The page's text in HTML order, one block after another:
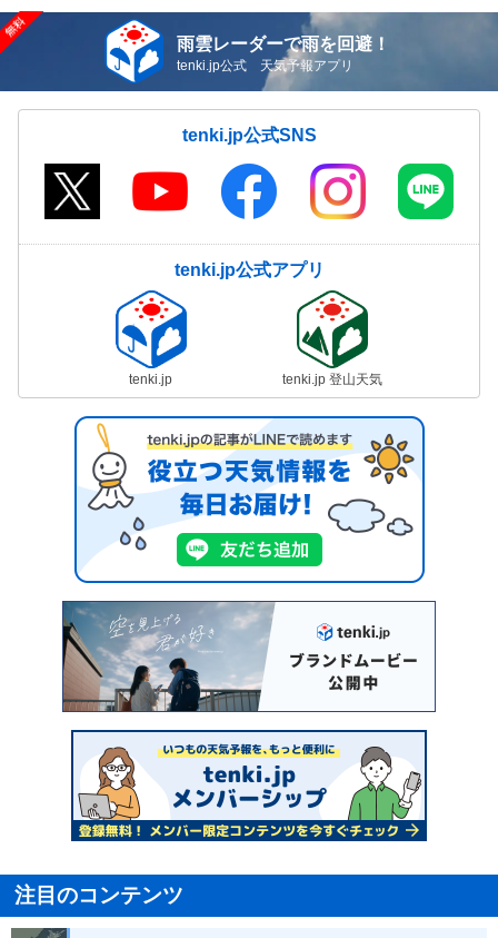
雨雲レーダーで雨を回避！
tenki.jp公式 天気予報アプリ
tenki.jp公式SNS
tenki.jp公式アプリ
tenki.jp tenki.jp 登山天気
注目のコンテンツ